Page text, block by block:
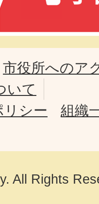
市役所へのア
いて
シー
組織
All Rights